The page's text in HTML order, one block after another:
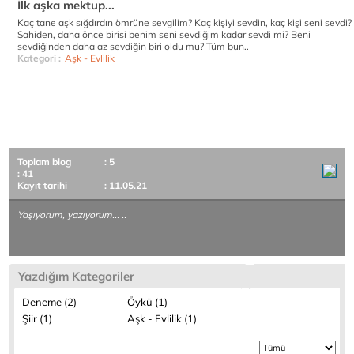
İlk aşka mektup...
Kaç tane aşk sığdırdın ömrüne sevgilim? Kaç kişiyi sevdin, kaç kişi seni sevdi?
Sahiden, daha önce birisi benim seni sevdiğim kadar sevdi mi? Beni
sevdiğinden daha az sevdiğin biri oldu mu? Tüm bun..
Kategori : Aşk - Evlilik
Toplam blog
: 5
: 41
Kayıt tarihi
: 11.05.21
Yaşıyorum, yazıyorum... ..
Yazdığım Kategoriler
Deneme (2)
Öykü (1)
Şiir (1)
Aşk - Evlilik (1)